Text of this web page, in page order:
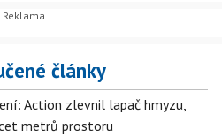
články
Action zlevnil lapač hmyzu,
metrů prostoru